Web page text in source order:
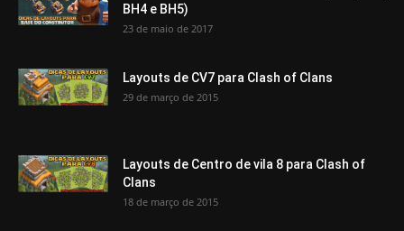
BH4 e BH5)
23 de maio de 2017
Layouts de CV7 para Clash of Clans
29 de março de 2015
Layouts de Centro de vila 8 para Clash of
Clans
18 de março de 2015